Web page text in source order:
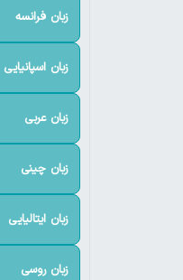
زبان فرانسه
زبان اسپانیایی
زبان عربی
زبان چینی
زبان ایتالیایی
زبان روسی